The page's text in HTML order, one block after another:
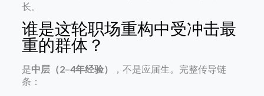
长。
谁是这轮职场重构中受冲击最
重的群体？
是中层（2–4年经验）
，不是应届生。完整传导链
条：